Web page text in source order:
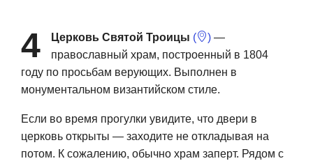
4 Церковь Святой Троицы ( ) —
православный храм, построенный в 1804
году по просьбам верующих. Выполнен в
монументальном византийском стиле.
Если во время прогулки увидите, что двери в
церковь открыты — заходите не откладывая на
потом. К сожалению, обычно храм заперт. Рядом с